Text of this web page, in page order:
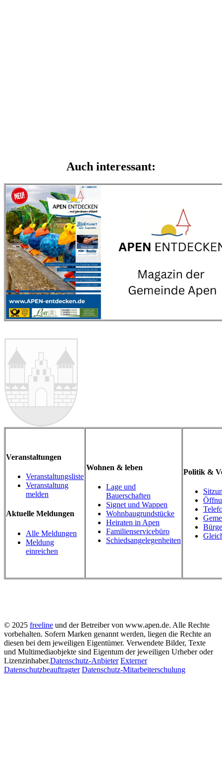
Auch interessant:
Veranstaltungen
Veranstaltungsliste
Veranstaltung
melden
Aktuelle Meldungen
Alle Meldungen
Meldung
einreichen
Wohnen & leben
Lage und
Bauerschaften
Signet und Wappen
Wohnbaugrundstücke
Heiraten in Apen
Familienservicebüro
Schiedsangelegenheiten
Politik &
© 2025 freeline und der Betreiber von www.apen.de. Alle Rechte
vorbehalten. Sofern Marken genannt werden, liegen die Rechte an
diesen bei dem jeweiligen Eigentümer. Verwendete Bilder, Texte
und Multimediaobjekte sind Eigentum der jeweiligen Urheber oder
Lizenzinhaber.Datenschutz-Anbieter Externer
Datenschutzbeauftragter Datenschutz-Mitarbeiterschulung